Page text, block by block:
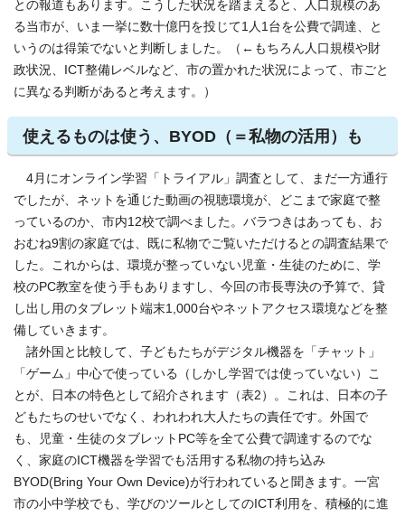
との報道もあります。こうした状況を踏まえると、人口規模のあ
る当市が、いま一挙に数十億円を投じて1人1台を公費で調達、と
いうのは得策でないと判断しました。（←もちろん人口規模や財
政状況、ICT整備レベルなど、市の置かれた状況によって、市ごと
に異なる判断があると考えます。）
使えるものは使う、BYOD（＝私物の活用）も
4月にオンライン学習「トライアル」調査として、まだ一方通行
でしたが、ネットを通じた動画の視聴環境が、どこまで家庭で整
っているのか、市内12校で調べました。バラつきはあっても、お
おむね9割の家庭では、既に私物でご覧いただけるとの調査結果で
した。これからは、環境が整っていない児童・生徒のために、学
校のPC教室を使う手もありますし、今回の市長専決の予算で、貸
し出し用のタブレット端末1,000台やネットアクセス環境などを整
備していきます。
諸外国と比較して、子どもたちがデジタル機器を「チャット」
「ゲーム」中心で使っている（しかし学習では使っていない）こ
とが、日本の特色として紹介されます（表2）。これは、日本の子
どもたちのせいでなく、われわれ大人たちの責任です。外国で
も、児童・生徒のタブレットPC等を全て公費で調達するのでな
く、家庭のICT機器を学習でも活用する私物の持ち込み
BYOD(Bring Your Own Device)が行われていると聞きます。一宮
市の小中学校でも、学びのツールとしてのICT利用を、積極的に進